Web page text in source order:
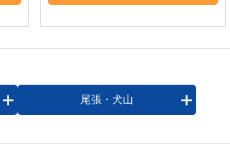
尾張・犬山